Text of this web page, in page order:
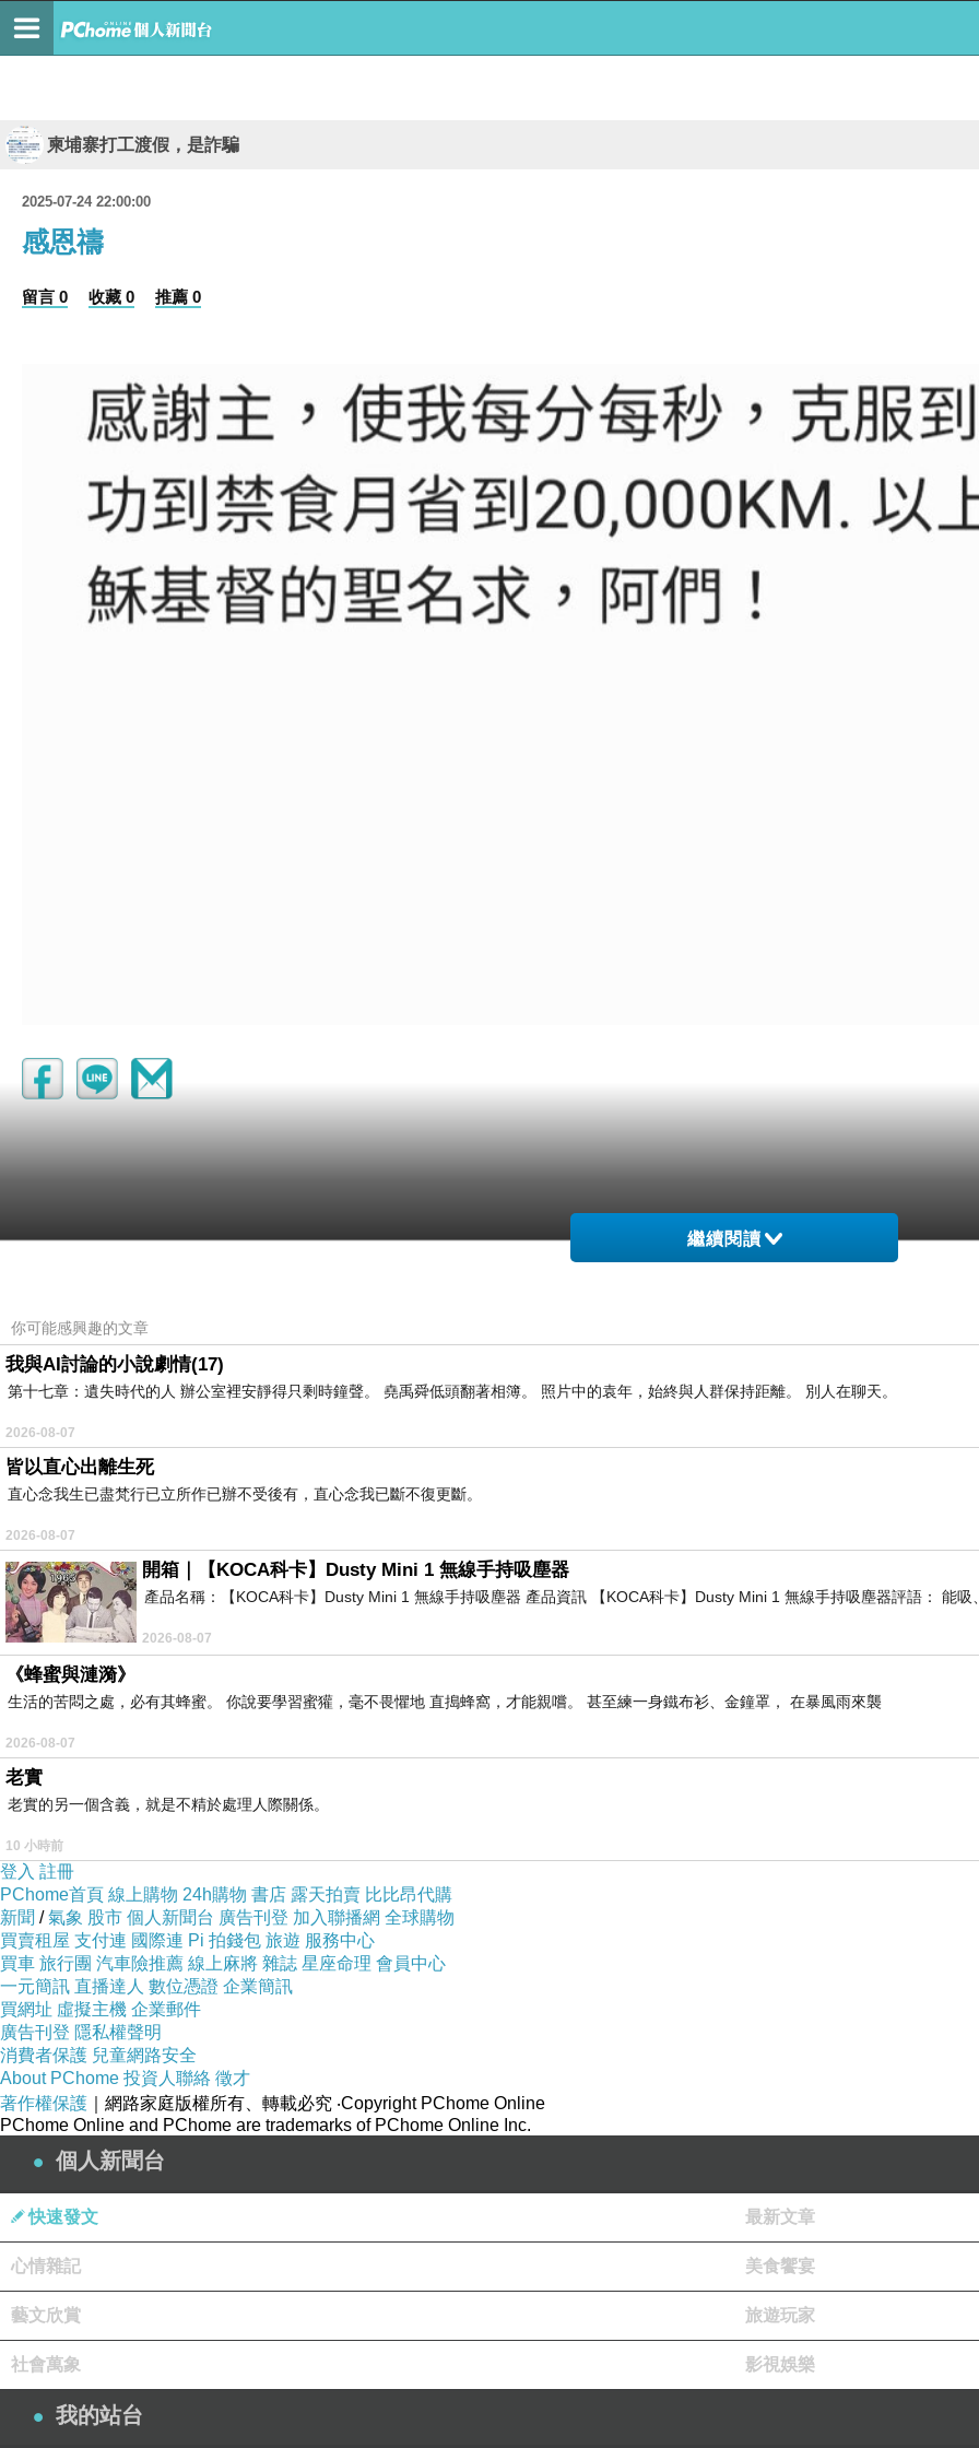
柬埔寨打工渡假，是詐騙
2025-07-24 22:00:00
感恩禱
留言 0 收藏 0 推薦 0
繼續閱讀
你可能感興趣的文章
我與AI討論的小說劇情(17)
第十七章：遺失時代的人 辦公室裡安靜得只剩時鐘聲。 堯禹舜低頭翻著相簿。 照片中的袁年，始終與人群保持距離。 別人在聊天。
2026-08-07
皆以直心出離生死
直心念我生已盡梵行已立所作已辦不受後有，直心念我已斷不復更斷。
2026-08-07
開箱｜【KOCA科卡】Dusty Mini 1 無線手持吸塵器
產品名稱：【KOCA科卡】Dusty Mini 1 無線手持吸塵器 產品資訊 【KOCA科卡】Dusty Mini 1 無線手持吸塵器評語： 能吸
2026-08-07
《蜂蜜與漣漪》
生活的苦悶之處，必有其蜂蜜。 你說要學習蜜獾，毫不畏懼地 直搗蜂窩，才能親嚐。 甚至練一身鐵布衫、金鐘罩， 在暴風雨來襲
2026-08-07
老實
老實的另一個含義，就是不精於處理人際關係。
10 小時前
登入 註冊
PChome首頁 線上購物 24h購物 書店 露天拍賣 比比昂代購
新聞 /氣象 股市 個人新聞台 廣告刊登 加入聯播網 全球購物
買賣租屋 支付連 國際連 Pi 拍錢包 旅遊 服務中心
買車 旅行團 汽車險推薦 線上麻將 雜誌 星座命理 會員中心
一元簡訊 直播達人 數位憑證 企業簡訊
買網址 虛擬主機 企業郵件
廣告刊登 隱私權聲明
消費者保護 兒童網路安全
About PChome 投資人聯絡 徵才
著作權保護 ｜網路家庭版權所有、轉載必究 ‧Copyright PChome Online
PChome Online and PChome are trademarks of PChome Online Inc.
個人新聞台
快速發文 最新文章
心情雜記 美食饗宴
藝文欣賞 旅遊玩家
社會萬象 影視娛樂
我的站台